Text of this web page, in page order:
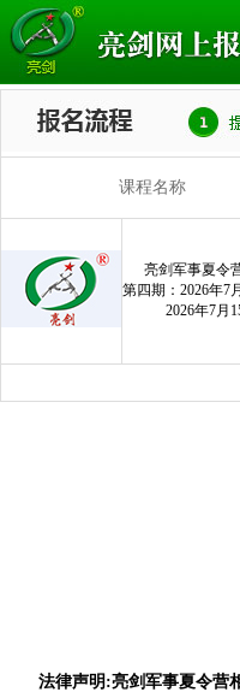
课程名称
亮剑军事夏令
第四期：2026年
2026年7月
法律声明:亮剑军事夏令营